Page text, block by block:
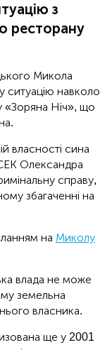
з
ресторану
Микола
ситуацію навколо
«Зоряна Ніч», що
власності сина
Олександра
справу,
збагаченні на
на Миколу
влада не може
земельна
власника.
ще у 2001